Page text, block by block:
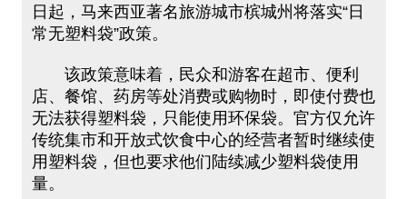
日起，马来西亚著名旅游城市槟城州将落实“日
常无塑料袋”政策。
该政策意味着，民众和游客在超市、便利
店、餐馆、药房等处消费或购物时，即使付费也
无法获得塑料袋，只能使用环保袋。官方仅允许
传统集市和开放式饮食中心的经营者暂时继续使
用塑料袋，但也要求他们陆续减少塑料袋使用
量。